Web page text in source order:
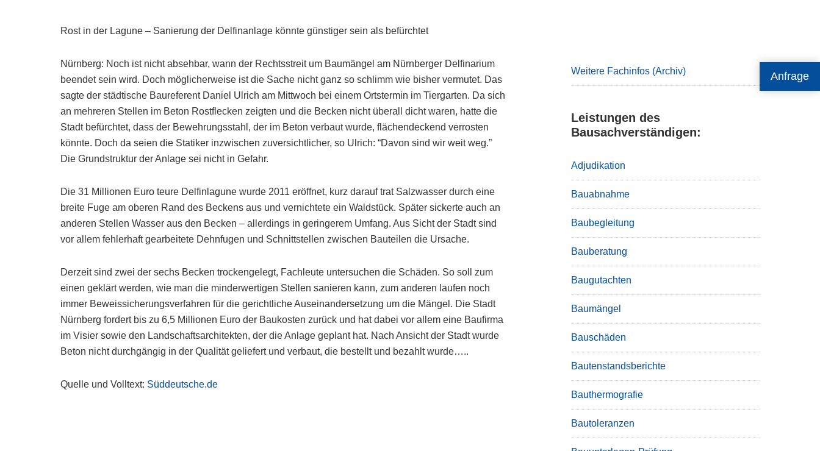
Anfrage
Rost in der Lagune – Sanierung der Delfinanlage könnte günstiger sein als befürchtet
Nürnberg: Noch ist nicht absehbar, wann der Rechtsstreit um Baumängel am Nürnberger Delfinarium
beendet sein wird. Doch möglicherweise ist die Sache nicht ganz so schlimm wie bisher vermutet. Das
sagte der städtische Baureferent Daniel Ulrich am Mittwoch bei einem Ortstermin im Tiergarten. Da sich
an mehreren Stellen im Beton Rostflecken zeigten und die Becken nicht überall dicht waren, hatte die
Stadt befürchtet, dass der Bewehrungsstahl, der im Beton verbaut wurde, flächendeckend verrosten
könnte. Doch da seien die Statiker inzwischen zuversichtlicher, so Ulrich: “Davon sind wir weit weg.”
Die Grundstruktur der Anlage sei nicht in Gefahr.
Die 31 Millionen Euro teure Delfinlagune wurde 2011 eröffnet, kurz darauf trat Salzwasser durch eine
breite Fuge am oberen Rand des Beckens aus und vernichtete ein Waldstück. Später sickerte auch an
anderen Stellen Wasser aus den Becken – allerdings in geringerem Umfang. Aus Sicht der Stadt sind
vor allem fehlerhaft gearbeitete Dehnfugen und Schnittstellen zwischen Bauteilen die Ursache.
Derzeit sind zwei der sechs Becken trockengelegt, Fachleute untersuchen die Schäden. So soll zum
einen geklärt werden, wie man die minderwertigen Stellen sanieren kann, zum anderen laufen noch
immer Beweissicherungsverfahren für die gerichtliche Auseinandersetzung um die Mängel. Die Stadt
Nürnberg fordert bis zu 6,5 Millionen Euro der Baukosten zurück und hat dabei vor allem eine Baufirma
im Visier sowie den Landschaftsarchitekten, der die Anlage geplant hat. Nach Ansicht der Stadt wurde
Beton nicht durchgängig in der Qualität geliefert und verbaut, die bestellt und bezahlt wurde…..
Quelle und Volltext: Süddeutsche.de
Weitere Fachinfos (Archiv)
Leistungen des
Bausachverständigen:
Adjudikation
Bauabnahme
Baubegleitung
Bauberatung
Baugutachten
Baumängel
Bauschäden
Bautenstandsberichte
Bauthermografie
Bautoleranzen